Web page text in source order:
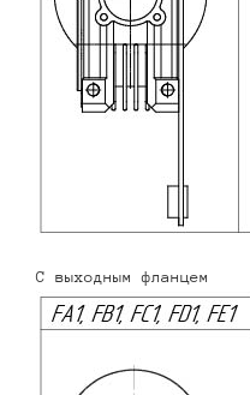
С выходным фланцем